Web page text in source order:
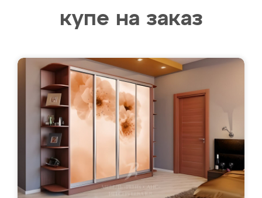
купе на заказ